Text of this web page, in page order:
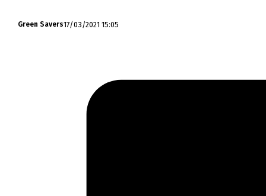
Green Savers17/03/2021 15:05